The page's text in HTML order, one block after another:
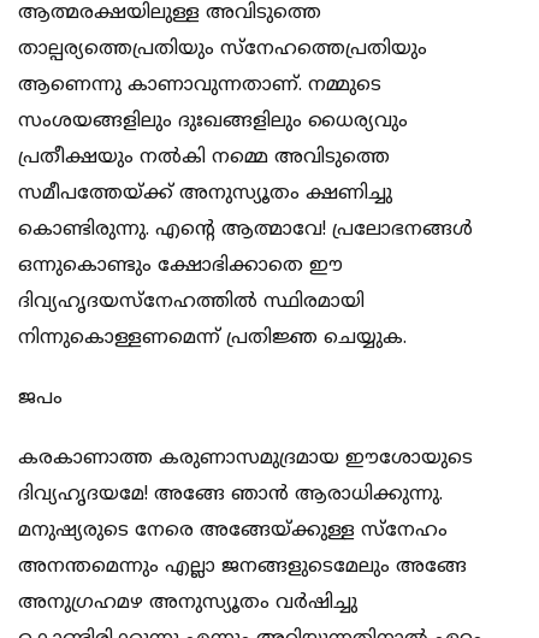
ആത്മരക്ഷയിലുള്ള അവിടുത്തെ
താല്പര്യത്തെപ്രതിയും സ്നേഹത്തെപ്രതിയും
ആണെന്നു കാണാവുന്നതാണ്. നമ്മുടെ
സംശയങ്ങളിലും ദുഃഖങ്ങളിലും ധൈര്യവും
പ്രതീക്ഷയും നല്‍കി നമ്മെ അവിടുത്തെ
സമീപത്തേയ്ക്ക് അനുസ്യൂതം ക്ഷണിച്ചു
കൊണ്ടിരുന്നു. എന്‍റെ ആത്മാവേ! പ്രലോഭനങ്ങള്‍
ഒന്നുകൊണ്ടും ക്ഷോഭിക്കാതെ ഈ
ദിവ്യഹൃദയസ്നേഹത്തില്‍ സ്ഥിരമായി
നിന്നുകൊള്ളണമെന്ന് പ്രതിജ്ഞ ചെയ്യുക.
ജപം
കരകാണാത്ത കരുണാസമുദ്രമായ ഈശോയുടെ
ദിവ്യഹൃദയമേ! അങ്ങേ ഞാന്‍ ആരാധിക്കുന്നു.
മനുഷ്യരുടെ നേരെ അങ്ങേയ്ക്കുള്ള സ്നേഹം
അനന്തമെന്നും എല്ലാ ജനങ്ങളുടെമേലും അങ്ങേ
അനുഗ്രഹമഴ അനുസ്യൂതം വര്‍ഷിച്ചു